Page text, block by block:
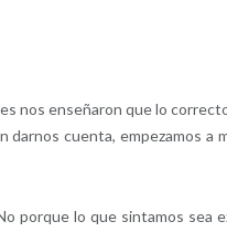
nos enseñaron que lo
darnos cuenta, empezamos a
porque lo que sintamos sea